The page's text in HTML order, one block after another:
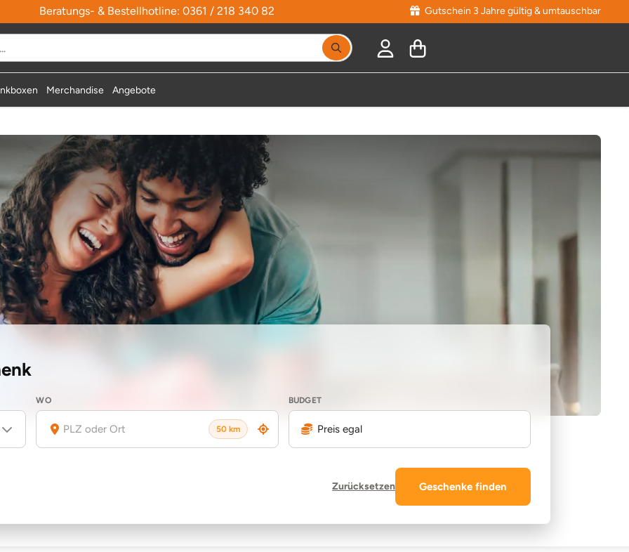
Beratungs- & Bestellhotline: 0361 / 218 340 82 Gutschein 3 Jahre gültig & umtauschbar
Suchbegriff eingeben, Vorschläge erscheinen
Merchandise Angebote
WO
50 km
BUDGET
Preis egal
Zurücksetzen Geschenke finden